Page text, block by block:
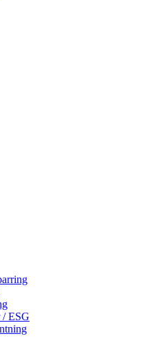
/ ESG